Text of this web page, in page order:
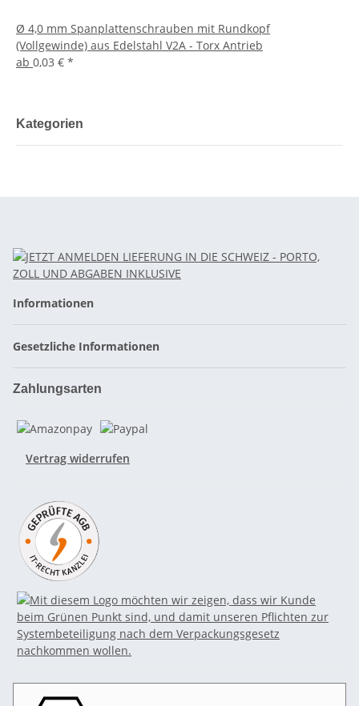
Ø 4,0 mm Spanplattenschrauben mit Rundkopf
(Vollgewinde) aus Edelstahl V2A - Torx Antrieb
ab 0,03 € *
Kategorien
Informationen
Gesetzliche Informationen
Zahlungsarten
Vertrag widerrufen